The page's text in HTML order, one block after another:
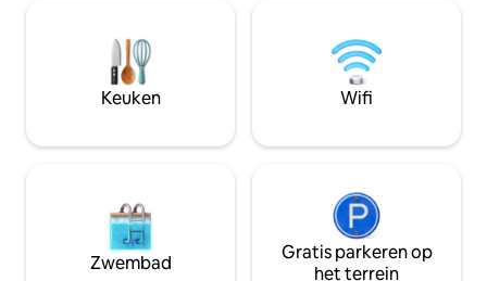
De keuken is de thuisbasis van een grote
koelkast met vriezer en een oven met
een 4-pits fornuis. Er zijn voldoende
potten en pannen als je zin hebt om je
een magnetron om de restjes van een
wastafel en ruige dennenkasten zorgen
voor extra charme. Een broodrooster en
Keurig Koffiezetapparaat ronden de
apparaten af die tot uw beschikking
wanneer je OU
muziekfestivals
bewandelt of op
inspirerende
zwemmen/
Keuken Wifi
Zwembad
Gratis parkeren op
het terrein